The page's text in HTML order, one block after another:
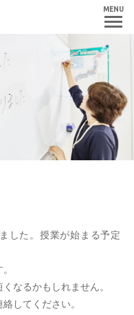
MENU
した。授業が始まる予定
なるかもしれません。
してください。